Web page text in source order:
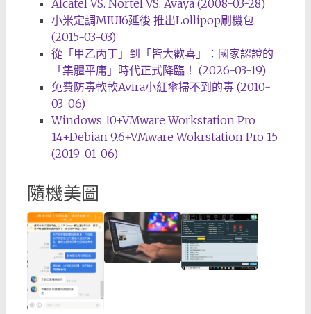
Alcatel VS. Nortel VS. Avaya (2008-03-28)
小米定調MIUI6延後 推出Lollipop刷機包
(2015-03-03)
從「甲乙丙丁」到「皆大歡喜」：國家認證的
「集體平庸」時代正式降臨！ (2026-03-19)
免費防毒軟軟Avira小紅傘掃不到的毒 (2010-
03-06)
Windows 10+VMware Workstation Pro
14+Debian 9.6+VMware Wokrstation Pro 15
(2019-01-06)
隨機美圖